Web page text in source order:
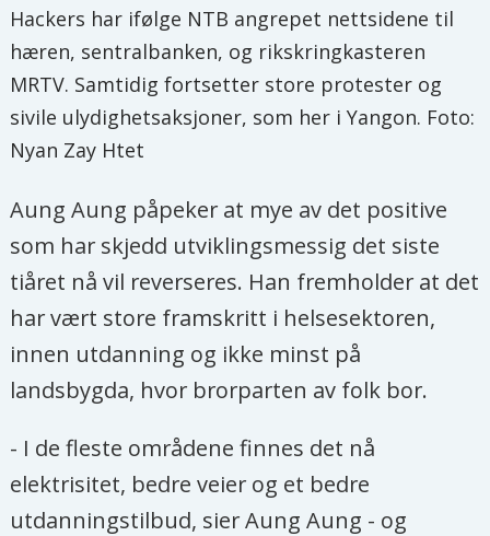
Hackers har ifølge NTB angrepet nettsidene til
hæren, sentralbanken, og rikskringkasteren
MRTV. Samtidig fortsetter store protester og
sivile ulydighetsaksjoner, som her i Yangon. Foto:
Nyan Zay Htet
Aung Aung påpeker at mye av det positive
som har skjedd utviklingsmessig det siste
tiåret nå vil reverseres. Han fremholder at det
har vært store framskritt i helsesektoren,
innen utdanning og ikke minst på
landsbygda, hvor brorparten av folk bor.
- I de fleste områdene finnes det nå
elektrisitet, bedre veier og et bedre
utdanningstilbud, sier Aung Aung - og